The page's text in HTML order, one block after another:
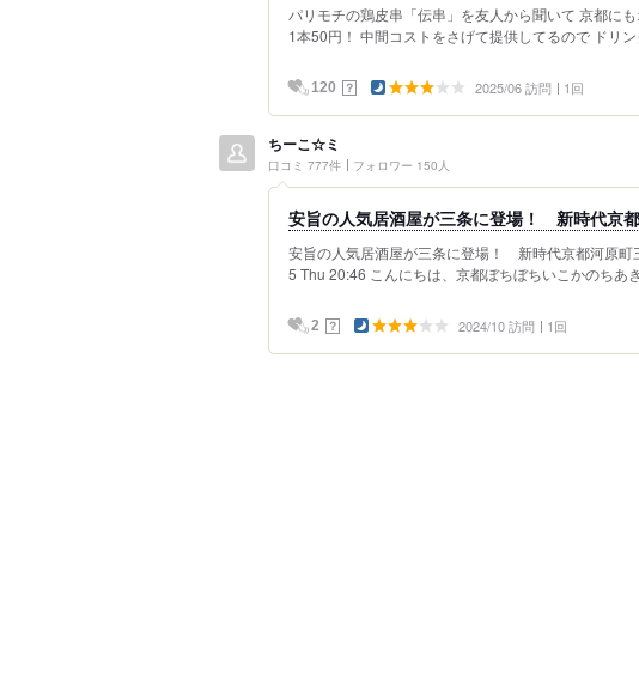
パリモチの鶏皮串「伝串」を友人から聞いて 京都に
1本50円！ 中間コストをさげて提供してるので ドリ
120 ？ 2025/06 訪問 1回
ちーこ☆ミ
口コミ 777件 フォロワー 150人
安旨の人気居酒屋が三条に登場！ 新時代京
安旨の人気居酒屋が三条に登場！ 新時代京都河原
5 Thu 20:46 こんにちは、京都ぼちぼちいこかのちあ
2 ？ 2024/10 訪問 1回